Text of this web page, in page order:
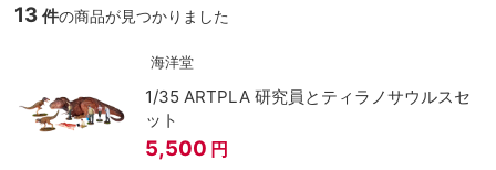
13 件の商品が見つかりました
海洋堂
1/35 ARTPLA 研究員とティラノサウルスセ
ット
5,500 円